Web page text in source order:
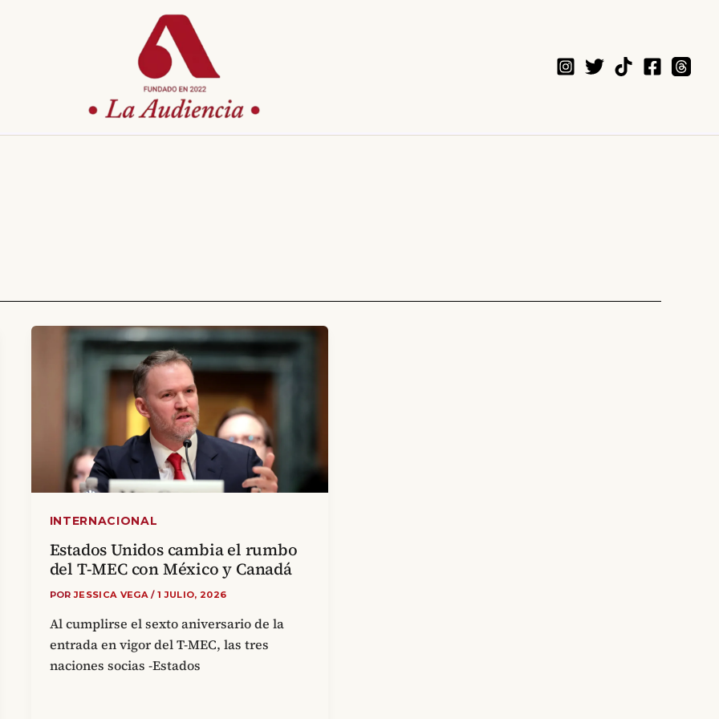
INTERNACIONAL
Estados Unidos cambia el rumbo
del T-MEC con México y Canadá
PORJESSICA VEGA/ 1 JULIO, 2026
Al cumplirse el sexto aniversario de la
entrada en vigor del T-MEC, las tres
naciones socias -Estados